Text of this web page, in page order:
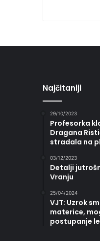
Najčitaniji
29/10/2023
Profesorka
Dragana
stradala na
03/12/2023
Detalji
Vranju
25/04/2024
VJT: Uzrok
materice,
postupanje